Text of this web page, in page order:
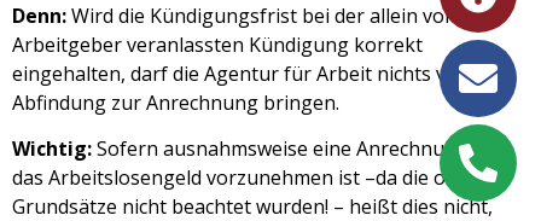
Denn:Wird die Kündigungsfrist bei der allein vom
Arbeitgeber veranlassten Kündigung korrekt
eingehalten, darf die Agentur für Arbeit nichts von der
Abfindung zur Anrechnung bringen.
Wichtig:Sofern ausnahmsweise eine Anrechnung auf
das Arbeitslosengeld vorzunehmen ist –da die obigen
Grundsätze nicht beachtet wurden! – heißt dies nicht,